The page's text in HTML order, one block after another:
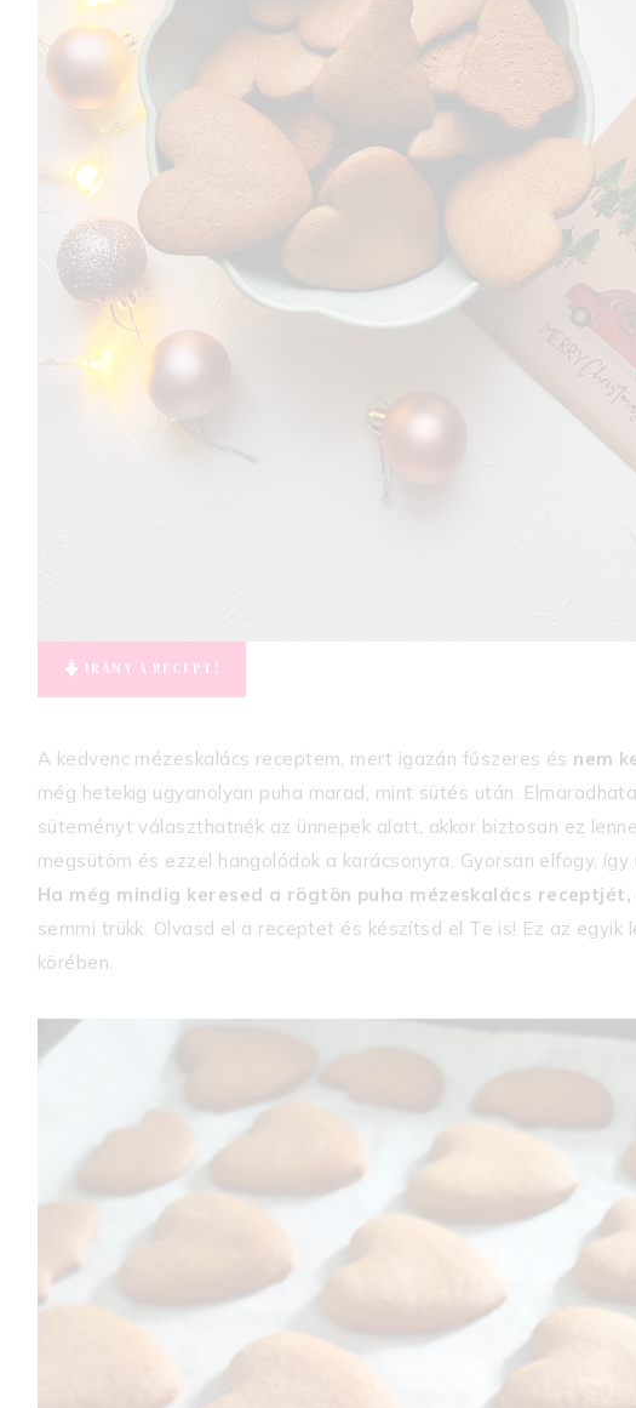
InstagramFacebook
IRÁNY A RECEPT!
A kedvenc mézeskalács receptem, mert igazán fűszeres és nem
még hetekig ugyanolyan puha marad, mint sütés után.
süteményt választhatnék az ünnepek alatt, akkor biztosan ez
megsütöm és ezzel hangolódok a karácsonyra. Gyorsan elfogy,
Ha még mindig keresed a rögtön puha mézeskalács
semmi trükk. Olvasd el a receptet és készítsd el Te is! Ez az
körében.